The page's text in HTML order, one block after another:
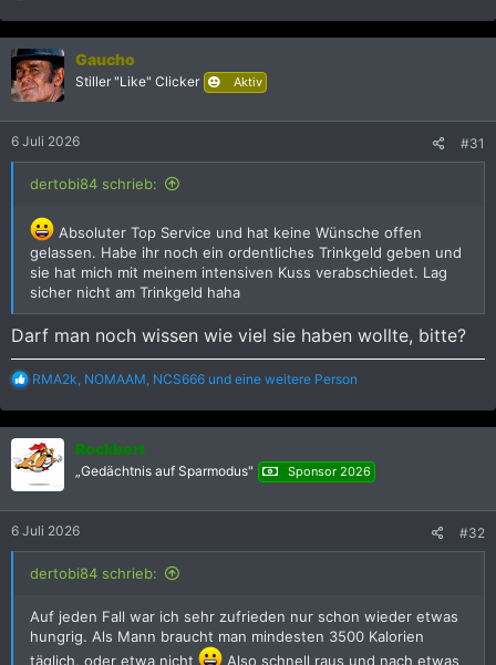
a
k
t
i
o
n
:
Gaucho
Stiller "Like" Clicker Aktiv
6 Juli 2026 #31
dertobi84 schrieb:
Absoluter Top Service und hat keine Wünsche offen
gelassen. Habe ihr noch ein ordentliches Trinkgeld geben und
sie hat mich mit meinem intensiven Kuss verabschiedet. Lag
sicher nicht am Trinkgeld haha
Darf man noch wissen wie viel sie haben wollte, bitte?
R
a
k
t
i
o
n
:
RMA2k, NOMAAM, NCS666 und eine weitere Person
Rockbert
„Gedächtnis auf Sparmodus" Sponsor 2026
6 Juli 2026 #32
dertobi84 schrieb:
Auf jeden Fall war ich sehr zufrieden nur schon wieder etwas
hungrig. Als Mann braucht man mindesten 3500 Kalorien
täglich, oder etwa nicht
Also schnell raus und nach etwas